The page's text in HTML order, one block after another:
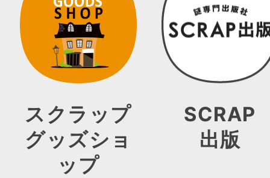
スクラップ
グッズショ
ップ
SCRAP
出版